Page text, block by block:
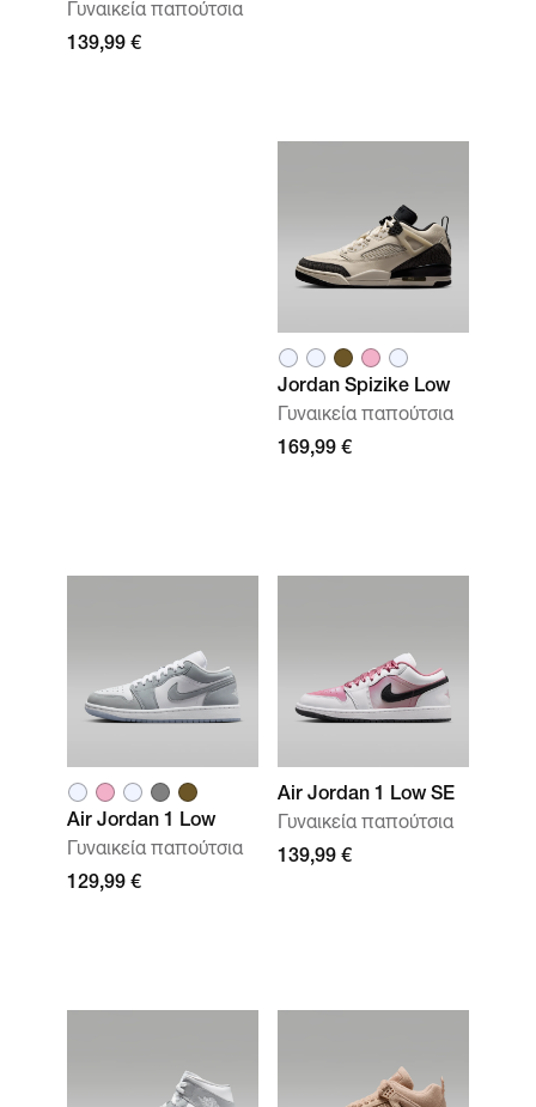
Γυναικεία παπούτσια
139,99 €
Jordan Spizike Low
Γυναικεία παπούτσια
169,99 €
Air Jordan 1 Low
Γυναικεία παπούτσια
129,99 €
Air Jordan 1 Low SE
Γυναικεία παπούτσια
139,99 €